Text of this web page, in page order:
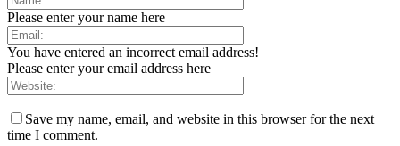
Please enter your name here
You have entered an incorrect email address!
Please enter your email address here
Save my name, email, and website in this browser for the next
time I comment.